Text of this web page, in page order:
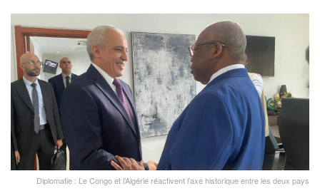
Diplomatie : Le Congo et l’Algérie réactivent l’axe historique entre les deux pays